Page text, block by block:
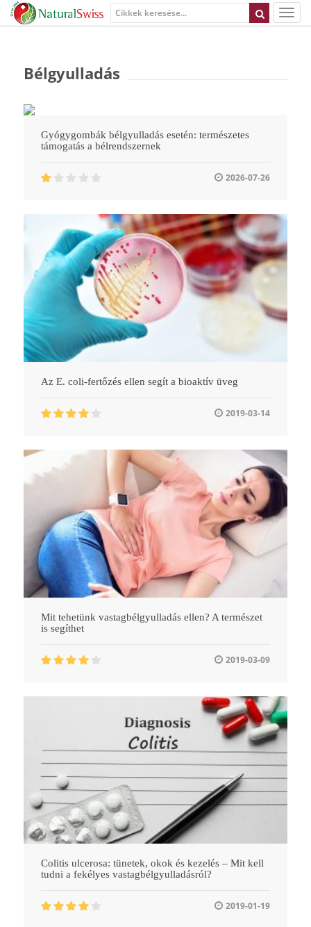
Bélgyulladás
Gyógygombák bélgyulladás esetén: természetes
támogatás a bélrendszernek
2026-07-26
Az E. coli-fertőzés ellen segít a bioaktív üveg
2019-03-14
Mit tehetünk vastagbélgyulladás ellen? A természet
is segíthet
2019-03-09
Colitis ulcerosa: tünetek, okok és kezelés – Mit kell
tudni a fekélyes vastagbélgyulladásról?
2019-01-19